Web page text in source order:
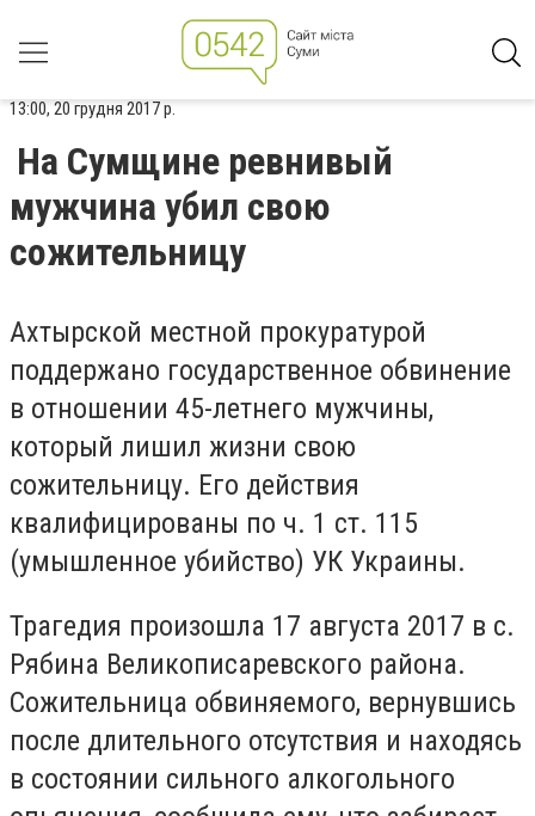
13:00, 20 грудня 2017 р.
На Сумщине ревнивый
мужчина убил свою
сожительницу
Ахтырской местной прокуратурой
поддержано государственное обвинение
в отношении 45-летнего мужчины,
который лишил жизни свою
сожительницу. Его действия
квалифицированы по ч. 1 ст. 115
(умышленное убийство) УК Украины.
Трагедия произошла 17 августа 2017 в с.
Рябина Великописаревского района.
Сожительница обвиняемого, вернувшись
после длительного отсутствия и находясь
в состоянии сильного алкогольного